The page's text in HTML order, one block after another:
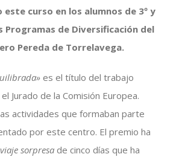
este curso en los alumnos de 3º y
Programas de Diversificación del
Pereda de Torrelavega.
es el título del trabajo
Jurado de la Comisión Europea.
actividades que formaban parte
por este centro. El premio ha
viaje sorpresade cinco días que ha